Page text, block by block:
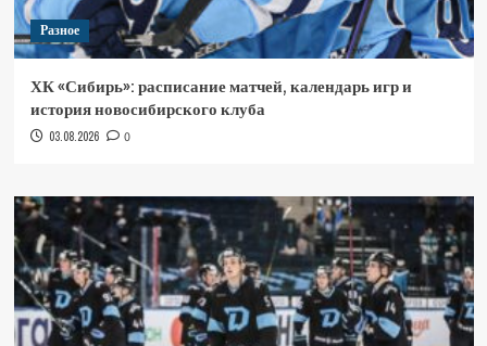
Разное
ХК «Сибирь»: расписание матчей, календарь игр и
история новосибирского клуба
03.08.2026 0